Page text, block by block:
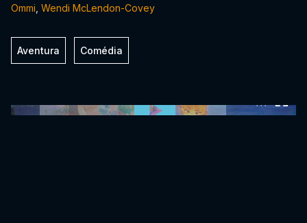
Ommi Wendi McLendon-Covey
Aventura Comédia